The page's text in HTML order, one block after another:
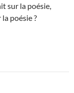
sur la poésie,
poésie ?